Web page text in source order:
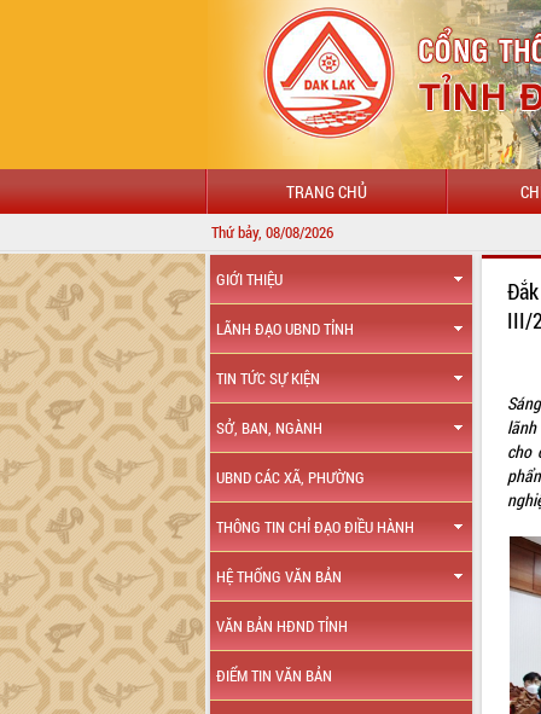
TRANG CHỦ
Thứ bảy, 08/08/2026
GIỚI THIỆU
LÃNH ĐẠO UBND TỈNH
TIN TỨC SỰ KIỆN
SỞ, BAN, NGÀNH
UBND CÁC XÃ, PHƯỜNG
THÔNG TIN CHỈ ĐẠO ĐIỀU HÀNH
HỆ THỐNG VĂN BẢN
VĂN BẢN HĐND TỈNH
ĐIỂM TIN VĂN BẢN
III/
cho